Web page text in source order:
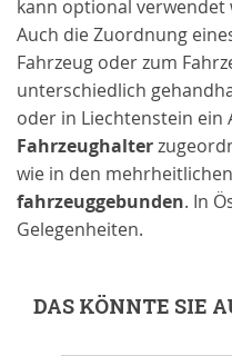
kann optional verwendet
Auch die Zuordnung
Fahrzeug oder zum
unterschiedlich
oder in Liechtenstein ein
Fahrzeughalter
wie in den
fahrzeuggebunden. In
Gelegenheiten.
DAS KÖNNTE SIE